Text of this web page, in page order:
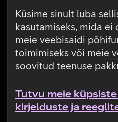
Küsime sinult luba
kasutamiseks, mida
meie veebisaidi
toimimiseks või meie
soovitud teenuse
Tutvu meie
kirjelduste ja